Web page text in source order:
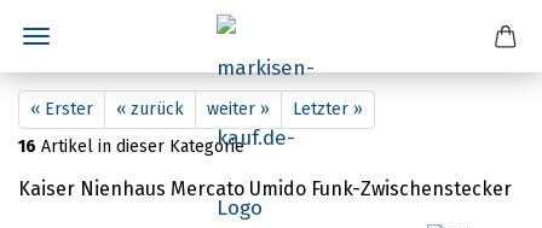
« Erster « zurück weiter »
Letzter »
16 Artikel in dieser Kategorie
Kaiser Nienhaus Mercato Umido Funk-Zwischenstecker